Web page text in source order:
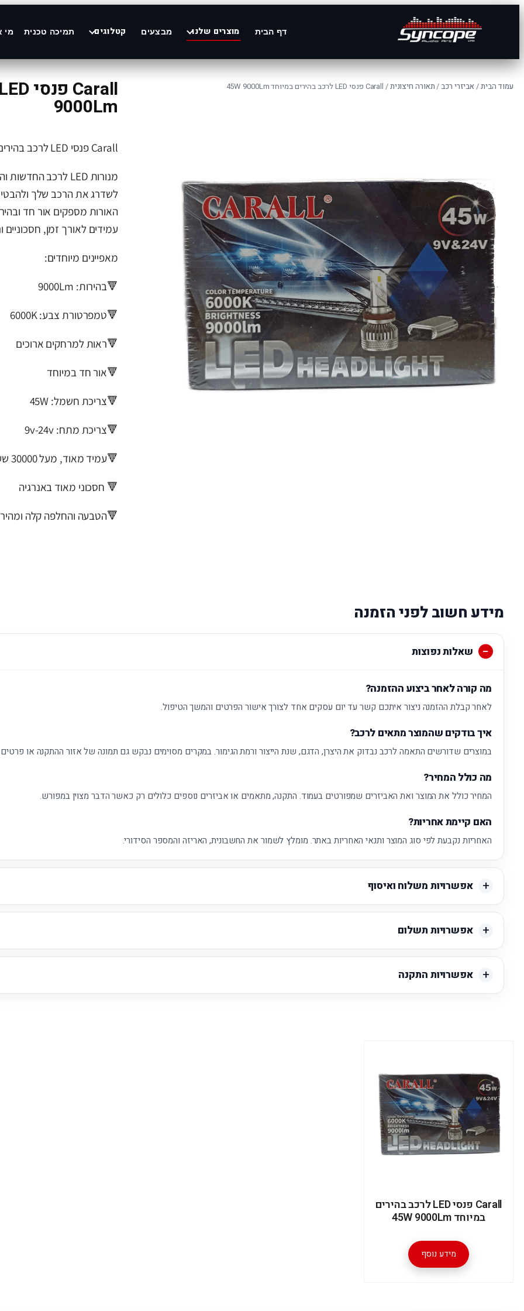
דף הבית מוצרים שלנו מבצעים קטלוגים תמיכה טכנית מי
עמוד הבית/אביזרי רכב/תאורה חיצונית/ Carall פנסי LED לרכב בהירים במיוחד 45W 9000Lm
9000Lm
Carall פנסי LED לרכב בהירים במיוחד 45W 9000Lm
לשדרג את הרכב שלך
האורות מספקים אור חד
עמידים לאורך זמן,
מאפיינים מיוחדים:
🔻בהירות: 9000Lm
🔻טמפרטורת צבע: 6000K
🔻ראות למרחקים ארוכים
🔻אור חד במיוחד
🔻צריכת חשמל: 45W
🔻צריכת מתח: 9v-24v
🔻עמיד מאוד, מעל 30000 שעות עבודה
🔻 חסכוני מאוד באנרגיה
🔻הטבעה והחלפה קלה
מידע חשוב לפני הזמנה
שאלות נפוצות
מה קורה לאחר ביצוע ההזמנה?
לאחר קבלת ההזמנה ניצור איתכם קשר עד יום עסקים אחד לצורך אישור הפרטים והמשך הטיפול.
איך בודקים שהמוצר מתאים לרכב?
במוצרים שדורשים התאמה לרכב נבדוק את היצרן, הדגם, שנת הייצור ורמת הגימור. במקרים מסוימים נבקש גם תמונה של אזור ההתקנה או פרטים
מה כולל המחיר?
המחיר כולל את המוצר ואת האביזרים שמפורטים בעמוד. התקנה, מתאמים או אביזרים נוספים כלולים רק כאשר הדבר מצוין במפורש.
האם קיימת אחריות?
האחריות נקבעת לפי סוג המוצר ותנאי האחריות באתר. מומלץ לשמור את החשבונית, האריזה והמספר הסידורי.
אפשרויות משלוח ואיסוף
אפשרויות תשלום
אפשרויות התקנה
Carall פנסי LED לרכב בהירים
במיוחד 45W 9000Lm
מידע נוסף